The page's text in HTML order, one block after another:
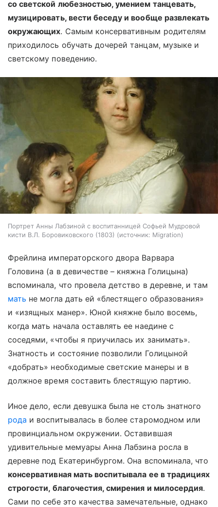
со светской любезностью, умением танцевать,
музицировать, вести беседу и вообще развлекать
окружающих. Самым консервативным родителям
приходилось обучать дочерей танцам, музыке и
светскому поведению.
Портрет Анны Лабзиной с воспитанницей Софьей Мудровой
кисти В.Л. Боровиковского (1803)
источник: Migration
Фрейлина императорского двора Варвара
Головина (а в девичестве – княжна Голицына)
вспоминала, что провела детство в деревне, и там
мать не могла дать ей «блестящего образования»
и «изящных манер». Юной княжне было восемь,
когда мать начала оставлять ее наедине с
соседями, «чтобы я приучилась их занимать».
Знатность и состояние позволили Голицыной
«добрать» необходимые светские манеры и в
должное время составить блестящую партию.
Иное дело, если девушка была не столь знатного
рода и воспитывалась в более старомодном или
провинциальном окружении. Оставившая
удивительные мемуары Анна Лабзина росла в
деревне под Екатеринбургом. Она вспоминала, что
консервативная мать воспитывала ее в традициях
строгости, благочестия, смирения и милосердия.
Сами по себе это качества замечательные, однако